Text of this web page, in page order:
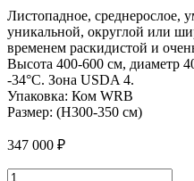
Листопадное, среднерослое,
уникальной, округлой или
временем раскидистой и
Высота 400-600 см, диаметр
-34°C. Зона USDA 4.
Упаковка: Ком WRB
Размер: (H300-350 см)
347 000 ₽
Количество